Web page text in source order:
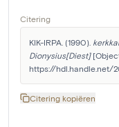
Citering
KIK-IRPA. (1990).
Dionysius[Diest]
https://hdl.handle.net/
Citering kopiëren